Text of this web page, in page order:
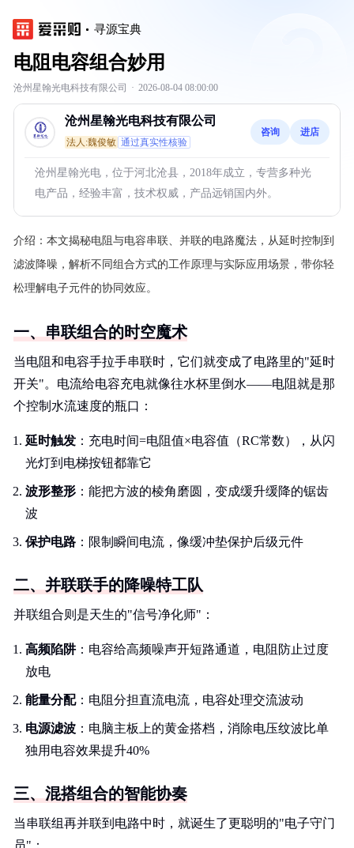
寻源宝典
电阻电容组合妙用
沧州星翰光电科技有限公司 · 2026-08-04 08:00:00
沧州星翰光电科技有限公司
法人:魏俊敏 通过真实性核验
咨询 进店
沧州星翰光电，位于河北沧县，2018年成立，专营多种光
电产品，经验丰富，技术权威，产品远销国内外。
介绍： 本文揭秘电阻与电容串联、并联的电路魔法，从延时控制到
滤波降噪，解析不同组合方式的工作原理与实际应用场景，带你轻
松理解电子元件的协同效应。
一、串联组合的时空魔术
当电阻和电容手拉手串联时，它们就变成了电路里的"延时
开关"。电流给电容充电就像往水杯里倒水——电阻就是那
个控制水流速度的瓶口：
延时触发 ：充电时间=电阻值×电容值（RC常数），从闪
光灯到电梯按钮都靠它
波形整形 ：能把方波的棱角磨圆，变成缓升缓降的锯齿
波
保护电路 ：限制瞬间电流，像缓冲垫保护后级元件
二、并联联手的降噪特工队
并联组合则是天生的"信号净化师"：
高频陷阱：电容给高频噪声开短路通道，电阻防止过度
放电
能量分配：电阻分担直流电流，电容处理交流波动
电源滤波 ：电脑主板上的黄金搭档，消除电压纹波比单
独用电容效果提升40%
三、混搭组合的智能协奏
当串联组再并联到电路中时，就诞生了更聪明的"电子守门
员"：